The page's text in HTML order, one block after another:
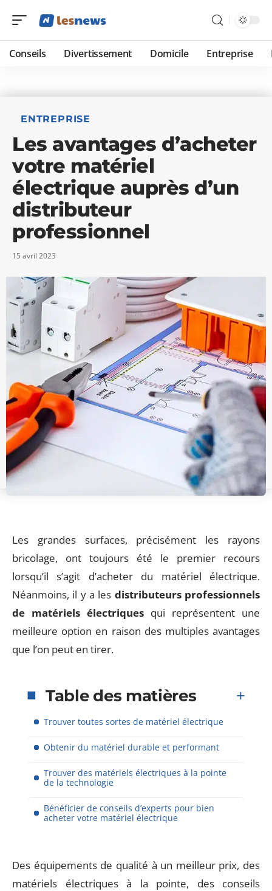
Conseils Divertissement Domicile Entreprise
ENTREPRISE
Les avantages d’acheter
votre matériel
électrique auprès d’un
distributeur
professionnel
15 avril 2023
Les grandes surfaces, précisément les rayons
bricolage, ont toujours été le premier recours
lorsqu’il s’agit d’acheter du matériel électrique.
Néanmoins, il y a les distributeurs professionnels
de matériels électriques qui représentent une
meilleure option en raison des multiples avantages
que l’on peut en tirer.
Table des matières
Trouver toutes sortes de matériel électrique
Obtenir du matériel durable et performant
Trouver des matériels électriques à la pointe
de la technologie
Bénéficier de conseils d’experts pour bien
acheter votre matériel électrique
Des équipements de qualité à un meilleur prix, des
matériels électriques à la pointe, des conseils